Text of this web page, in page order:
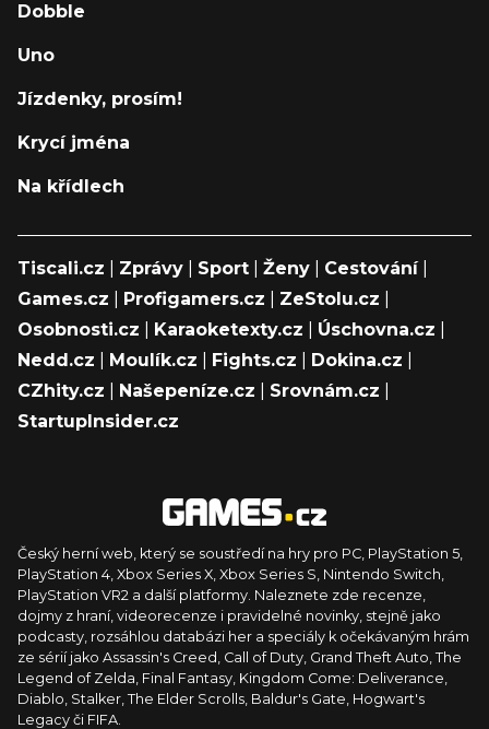
Dobble
Uno
Jízdenky, prosím!
Krycí jména
Na křídlech
Tiscali.cz Zprávy Sport Ženy Cestování|
Games.cz
Profigamers.cz ZeStolu.cz
Osobnosti.cz
Karaoketexty.cz Úschovna.cz
Nedd.cz
Moulík.cz Fights.cz Dokina.cz
CZhity.cz
Našepeníze.cz Srovnám.cz
StartupInsider.cz
Český herní web, který se soustředí na hry pro PC, PlayStation 5,
PlayStation 4, Xbox Series X, Xbox Series S, Nintendo Switch,
PlayStation VR2 a další platformy. Naleznete zde recenze,
dojmy z hraní, videorecenze i pravidelné novinky, stejně jako
podcasty, rozsáhlou databázi her a speciály k očekávaným hrám
ze sérií jako Assassin's Creed, Call of Duty, Grand Theft Auto, The
Legend of Zelda, Final Fantasy, Kingdom Come: Deliverance,
Diablo, Stalker, The Elder Scrolls, Baldur's Gate, Hogwart's
Legacy či FIFA.